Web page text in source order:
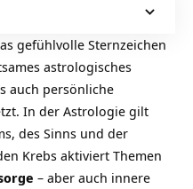
gefühlvolle Sternzeichen
astrologisches
auch persönliche
In der Astrologie gilt
des Sinns und der
Krebs aktiviert Themen
– aber auch innere